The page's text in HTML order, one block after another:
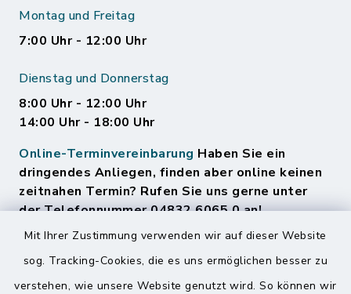
Mit Ihrer Zustimmung verwenden wir auf dieser Website
sog. Tracking-Cookies, die es uns ermöglichen besser zu
verstehen, wie unsere Website genutzt wird. So können wir
Montag und Freitag
7:00 Uhr - 12:00 Uhr
Dienstag und Donnerstag
8:00 Uhr - 12:00 Uhr
14:00 Uhr - 18:00 Uhr
Online-Terminvereinbarung Haben Sie ein
dringendes Anliegen, finden aber online keinen
zeitnahen Termin? Rufen Sie uns gerne unter
der Telefonnummer 04832 6065 0 an!
Quicklinks